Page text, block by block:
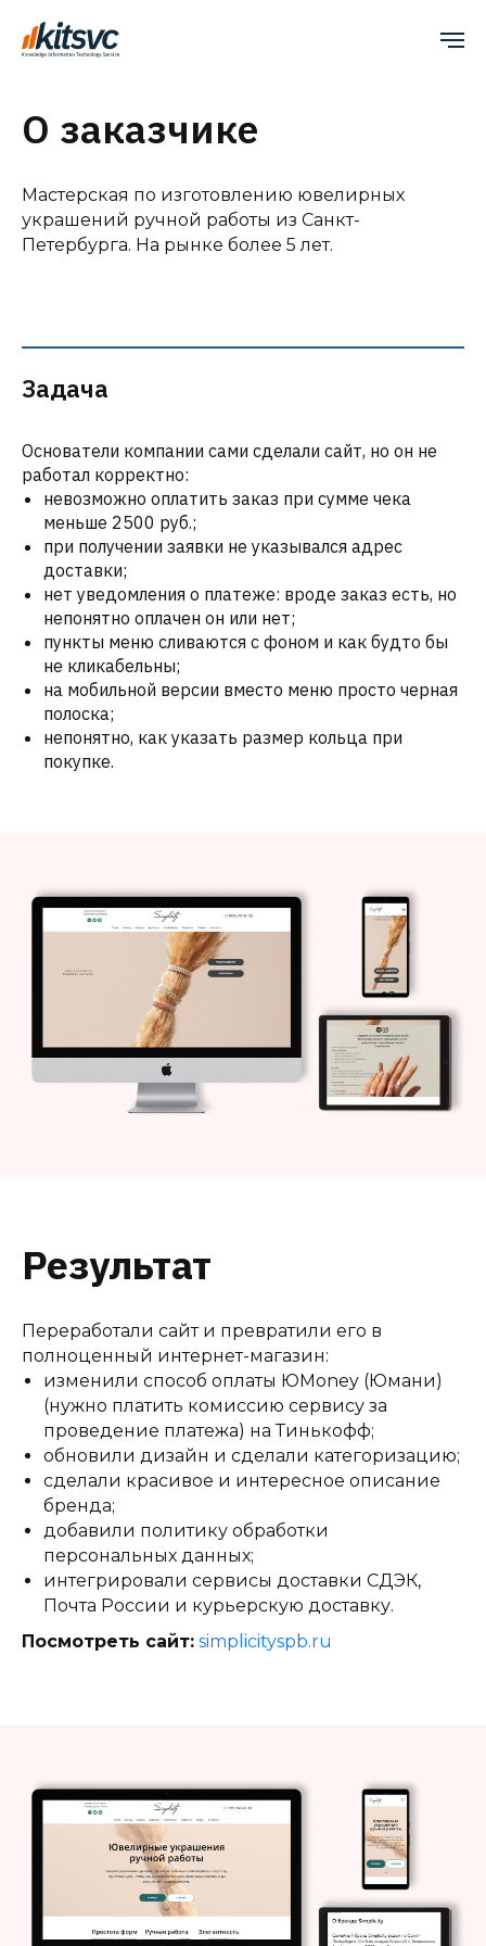
Главная / Портфолио
О заказчике
Мастерская по изготовлению ювелирных
украшений ручной работы из Санкт-
Петербурга. На рынке более 5 лет.
Задача
Основатели компании сами сделали сайт, но он не
работал корректно:
невозможно оплатить заказ при сумме чека
меньше 2500 руб.;
при получении заявки не указывался адрес
доставки;
нет уведомления о платеже: вроде заказ есть, но
непонятно оплачен он или нет;
пункты меню сливаются с фоном и как будто бы
не кликабельны;
на мобильной версии вместо меню просто черная
полоска;
непонятно, как указать размер кольца при
покупке.
Результат
Переработали сайт и превратили его в
полноценный интернет-магазин:
изменили способ оплаты ЮMoney (Юмани)
(нужно платить комиссию сервису за
проведение платежа) на Тинькофф;
обновили дизайн и сделали категоризацию;
сделали красивое и интересное описание
бренда;
добавили политику обработки
персональных данных;
интегрировали сервисы доставки СДЭК,
Почта России и курьерскую доставку.
Посмотреть сайт: simplicityspb.ru